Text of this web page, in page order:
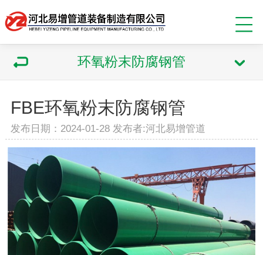
环氧粉末防腐钢管
FBE环氧粉末防腐钢管
发布日期：2024-01-28 发布者:河北易增管道